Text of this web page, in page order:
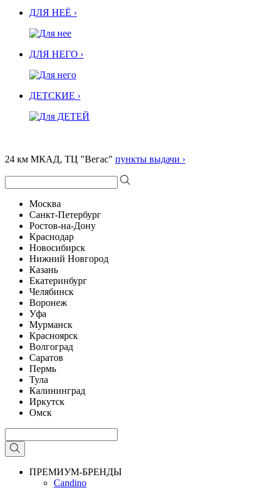
ДЛЯ НЕЁ ›
ДЛЯ НЕГО ›
ДЕТСКИЕ ›
24 км МКАД, ТЦ "Вегас" пункты выдачи ›
Москва
Санкт-Петербург
Ростов-на-Дону
Краснодар
Новосибирск
Нижний Новгород
Казань
Екатеринбург
Челябинск
Воронеж
Уфа
Мурманск
Красноярск
Волгоград
Саратов
Пермь
Тула
Калининград
Иркутск
Омск
ПРЕМИУМ-БРЕНДЫ
Candino